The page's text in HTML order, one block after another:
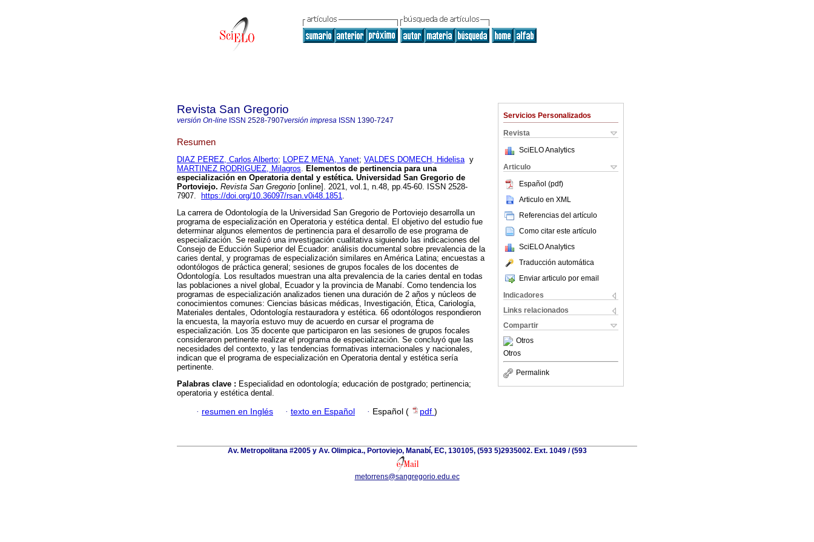
Servicios Personalizados
Revista
SciELO Analytics
Articulo
Español (pdf)
Articulo en XML
Referencias del artículo
Como citar este artículo
SciELO Analytics
Traducción automática
Enviar articulo por email
Indicadores
Links relacionados
Compartir
Otros
Otros
Permalink
Revista San Gregorio
versión On-line ISSN 2528-7907versión impresa ISSN 1390-7247
Resumen
DIAZ PEREZ, Carlos Alberto; LOPEZ MENA, Yanet; VALDES DOMECH, Hidelisay
MARTINEZ RODRIGUEZ, Milagros. Elementos de pertinencia para una
especialización en Operatoria dental y estética. Universidad San Gregorio de
Portoviejo. Revista San Gregorio [online]. 2021, vol.1, n.48, pp.45-60. ISSN 2528-
7907.
https://doi.org/10.36097/rsan.v0i48.1851.
La carrera de Odontología de la Universidad San Gregorio de Portoviejo desarrolla un
programa de especialización en Operatoria y estética dental. El objetivo del estudio fue
determinar algunos elementos de pertinencia para el desarrollo de ese programa de
especialización. Se realizó una investigación cualitativa siguiendo las indicaciones del
Consejo de Educción Superior del Ecuador: análisis documental sobre prevalencia de la
caries dental, y programas de especialización similares en América Latina; encuestas a
odontólogos de práctica general; sesiones de grupos focales de los docentes de
Odontología. Los resultados muestran una alta prevalencia de la caries dental en todas
las poblaciones a nivel global, Ecuador y la provincia de Manabí. Como tendencia los
programas de especialización analizados tienen una duración de 2 años y núcleos de
conocimientos comunes: Ciencias básicas médicas, Investigación, Ética, Cariología,
Materiales dentales, Odontología restauradora y estética. 66 odontólogos respondieron
la encuesta, la mayoría estuvo muy de acuerdo en cursar el programa de
especialización. Los 35 docente que participaron en las sesiones de grupos focales
consideraron pertinente realizar el programa de especialización. Se concluyó que las
necesidades del contexto, y las tendencias formativas internacionales y nacionales,
indican que el programa de especialización en Operatoria dental y estética sería
pertinente.
Palabras clave : Especialidad en odontología; educación de postgrado; pertinencia;
operatoria y estética dental.
· resumen en Inglés · texto en Español · Español ( pdf )
Av. Metropolitana #2005 y Av. Olimpica., Portoviejo, Manabí, EC, 130105, (593 5)2935002. Ext. 1049 / (593
metorrens@sangregorio.edu.ec